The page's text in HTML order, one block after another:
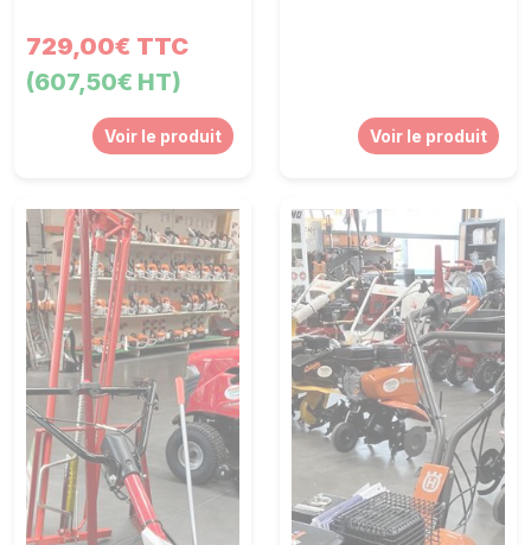
729,00€ TTC
(607,50€ HT)
Voir le produit Voir le produit